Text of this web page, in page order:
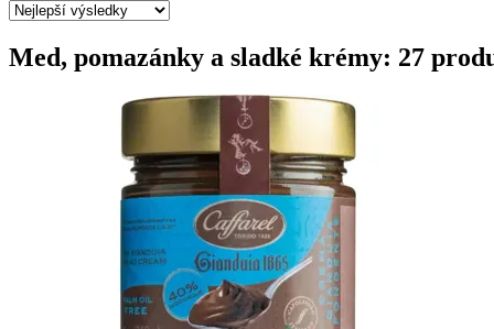
Med, pomazánky a sladké krémy: 27